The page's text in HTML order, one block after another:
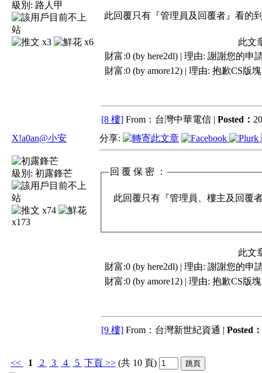
級別: 路人甲
x3 x6
此回覆只有『管理員及回覆者』看的
此文
財富:0 (by here2dl) | 理由: 謝謝您的申
財富:0 (by amore12) | 理由: 抱歉CS版
[8 樓] From：台灣中華電信 | Posted：
X!a0an@小安
級別: 初露鋒芒
x74
x173
分享:
回 覆 保 密 ：
此回覆只有『管理員、樓主及回覆
此文
財富:0 (by here2dl) | 理由: 謝謝您的申
財富:0 (by amore12) | 理由: 抱歉CS版
[9 樓] From：台灣新世紀資通 | Posted：
<< 1 2 3 4 5 下頁 >> (共 10 頁)